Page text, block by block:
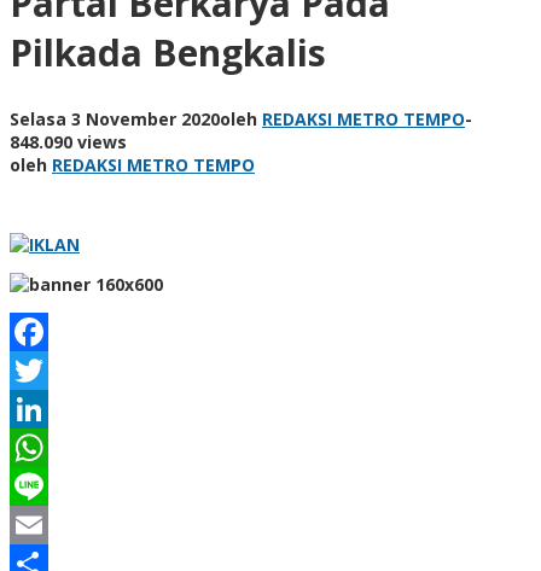
Pilkada Bengkalis
Selasa 3 November 2020oleh REDAKSI METRO TEMPO-
848.090 views
oleh REDAKSI METRO TEMPO
Facebook
Twitter
LinkedIn
WhatsApp
Line
Email